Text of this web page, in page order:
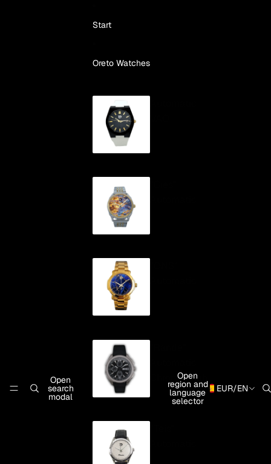
Open
search
modal
Start
Oreto Watches
Chronograph
Open
region and
language
selector
EUR/EN